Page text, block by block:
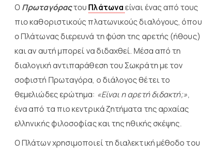
Ο Πρωταγόραςτου Πλάτωναείναι ένας από τους
πιο καθοριστικούς πλατωνικούς διαλόγους, όπου
ο Πλάτωνας διερευνά τη φύση της αρετής (ήθους)
και αν αυτή μπορεί να διδαχθεί. Μέσα από τη
διαλογική αντιπαράθεση του Σωκράτη με τον
σοφιστή Πρωταγόρα, ο διάλογος θέτει το
θεμελιώδες ερώτημα: «Είναι η αρετή διδακτή;»,
ένα από τα πιο κεντρικά ζητήματα της αρχαίας
ελληνικής φιλοσοφίας και της ηθικής σκέψης.
Ο Πλάτων χρησιμοποιεί τη διαλεκτική μέθοδο του